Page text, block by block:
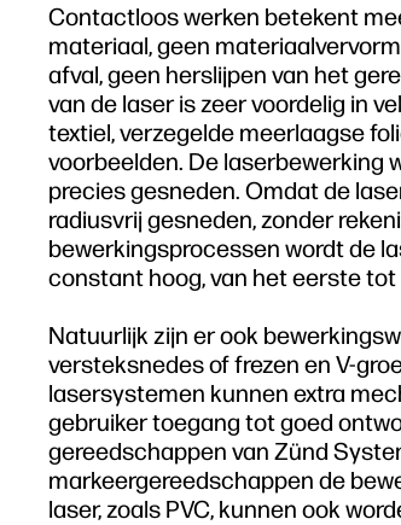
Contactloos werken betekent
materiaal, geen
afval, geen herslijpen van het
van de laser is zeer voordelig in
textiel, verzegelde meerlaagse
voorbeelden. De laserbewerking
precies gesneden. Omdat de
radiusvrij gesneden, zonder
bewerkingsprocessen wordt de
constant hoog, van het eerste
Natuurlijk zijn er ook
versteksnedes of frezen en V-
lasersystemen kunnen extra
gebruiker toegang tot goed
gereedschappen van Zünd
markeergereedschappen de
laser, zoals PVC, kunnen ook